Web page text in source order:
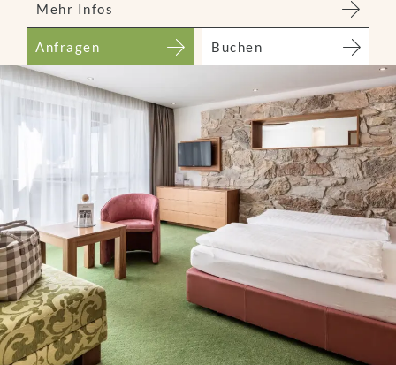
Mehr Infos
Anfragen Buchen